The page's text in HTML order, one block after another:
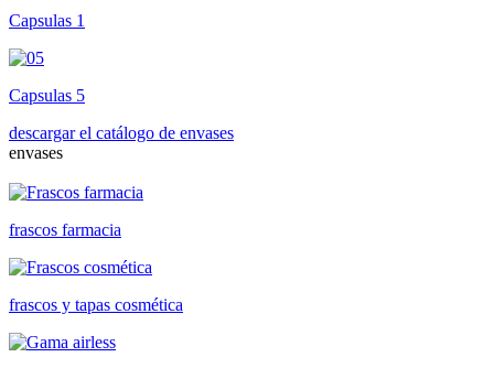
Capsulas 1
Capsulas 5
descargar el catálogo de envases
envases
frascos farmacia
frascos y tapas cosmética